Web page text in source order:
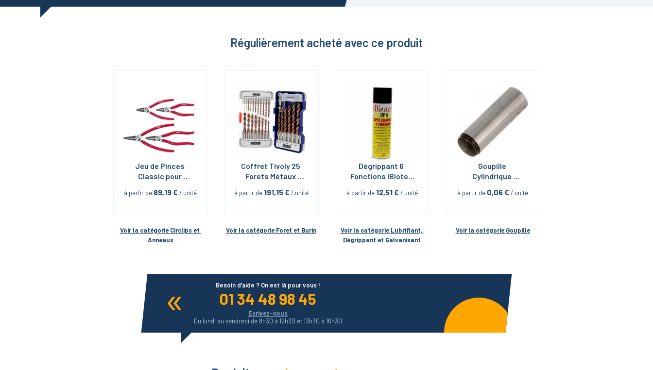
Régulièrement acheté avec ce produit
Jeu de Pinces
Classic pour
à partir de 89,19 € / unité
Voir la catégorie Circlips et
Anneaux
Coffret Tivoly 25
Forets Métaux
90°
à partir de 191,15 € / unité
Voir la catégorie Foret et Burin
Dégrippant 6
Fonctions iBiotec
à partir de 12,51 € / unité
Voir la catégorie Lubrifiant,
Dégrippant et Galvanisant
Goupille
Cylindrique
Trempé DIN 6325
à partir de 0,06 € / unité
Voir la catégorie Goupille
Besoin d’aide ? On est là pour vous !
01 34 48 98 45
Écrivez-nous
Du lundi au vendredi de 8h30 à 12h30 et 13h30 à 16h30